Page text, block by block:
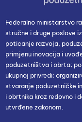
Federalno ministarstvo
stručne i druge poslove
poticanje razvoja,
primjenu inovacija i
poduzetništva i obrta;
ukupnoj privredi;
stvaranje poduzetničke
i obrtnika kroz redovno i
utvrđene zakonom.